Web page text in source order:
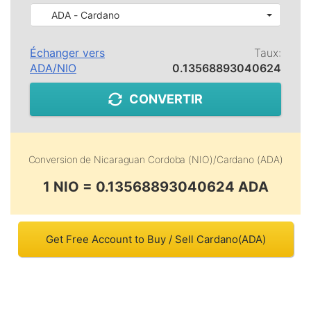
ADA - Cardano
Échanger vers
ADA/NIO
Taux:
0.13568893040624
CONVERTIR
Conversion de Nicaraguan Cordoba (NIO)/Cardano (ADA)
1 NIO = 0.13568893040624 ADA
Get Free Account to Buy / Sell Cardano(ADA)